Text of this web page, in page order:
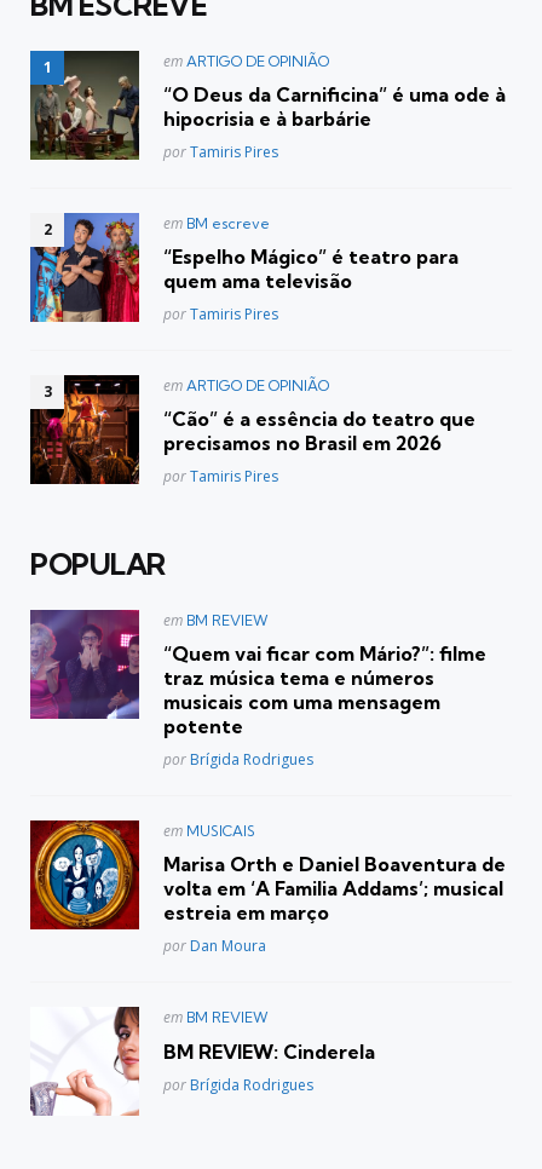
Postado
em ARTIGO DE OPINIÃO
“O Deus da Carnificina” é uma ode à
hipocrisia e à barbárie
Posted
porTamiris Pires
Postado
em BM escreve
“Espelho Mágico” é teatro para
quem ama televisão
Posted
porTamiris Pires
Postado
em ARTIGO DE OPINIÃO
“Cão” é a essência do teatro que
precisamos no Brasil em 2026
Posted
porTamiris Pires
POPULAR
Postado
em BM REVIEW
“Quem vai ficar com Mário?”: filme
traz música tema e números
musicais com uma mensagem
potente
Posted
por Brígida Rodrigues
Postado
em MUSICAIS
Marisa Orth e Daniel Boaventura de
volta em ‘A Familia Addams’; musical
estreia em março
Posted
por Dan Moura
Postado
em BM REVIEW
BM REVIEW: Cinderela
Posted
por Brígida Rodrigues